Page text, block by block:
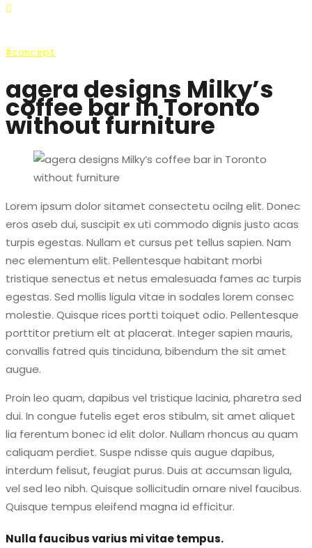
concept
agera designs Milky’s
coffee bar in Toronto
without furniture
Lorem ipsum dolor sitamet consectetu ocilng elit. Donec
eros aseb dui, suscipit ex uti commodo dignis justo acas
turpis egestas. Nullam et cursus pet tellus sapien. Nam
nec elementum elit. Pellentesque habitant morbi
tristique senectus et netus emalesuada fames ac turpis
egestas. Sed mollis ligula vitae in sodales lorem consec
molestie. Quisque rices portti toiquet odio. Pellentesque
porttitor pretium elt at placerat. Integer sapien mauris,
convallis fatred quis tinciduna, bibendum the sit amet
augue.
Proin leo quam, dapibus vel tristique lacinia, pharetra sed
dui. In congue futelis eget eros stibulm, sit amet aliquet
lia ferentum bonec id elit dolor. Nullam rhoncus au quam
caliquam perdiet. Suspe ndisse quis augue dapibus,
interdum felisut, feugiat purus. Duis at accumsan ligula,
vel sed leo nibh. Quisque sollicitudin ornare nivel faucibus.
Quisque tempus eleifend magna id efficitur.
Nulla faucibus varius mi vitae tempus.